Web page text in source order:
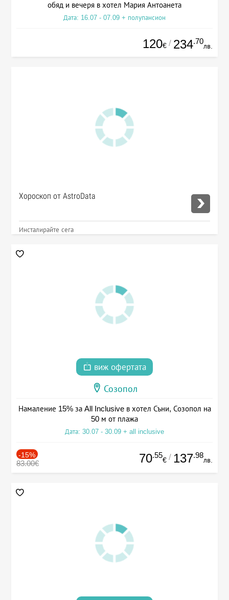
обяд и вечеря в хотел Мария Антоанета
Дата: 16.07 - 07.09 + полупансион
120€ / 234.70
лв.
Хороскоп от AstroData
Инсталирайте сега
виж офертата
Созопол
Намаление 15% за All Inclusive в хотел Съни, Созопол на
50 м от плажа
Дата: 30.07 - 30.09 + all inclusive
-15%
83.00€ 70.55
€ / 137.98
лв.